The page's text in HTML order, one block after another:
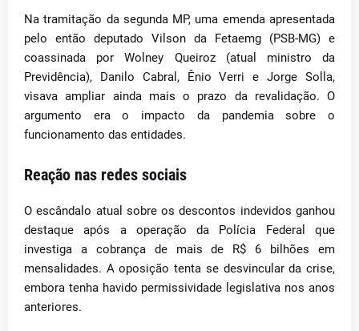
Na tramitação da segunda MP, uma emenda apresentada
pelo então deputado Vilson da Fetaemg (PSB-MG) e
coassinada por Wolney Queiroz (atual ministro da
Previdência), Danilo Cabral, Ênio Verri e Jorge Solla,
visava ampliar ainda mais o prazo da revalidação. O
argumento era o impacto da pandemia sobre o
funcionamento das entidades.
Reação nas redes sociais
O escândalo atual sobre os descontos indevidos ganhou
destaque após a operação da Polícia Federal que
investiga a cobrança de mais de R$ 6 bilhões em
mensalidades. A oposição tenta se desvincular da crise,
embora tenha havido permissividade legislativa nos anos
anteriores.